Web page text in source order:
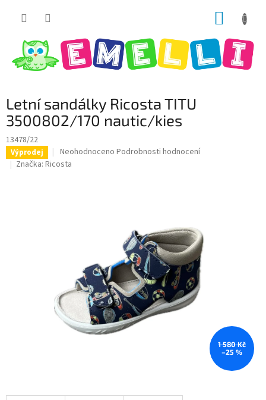
Letní sandálky Ricosta TITU
3500802/170 nautic/kies
13478/22
Výprodej
Průměrné
hodnocení
Neohodnoceno Podrobnosti hodnocení
Značka: Ricosta
1 580 Kč
–25 %